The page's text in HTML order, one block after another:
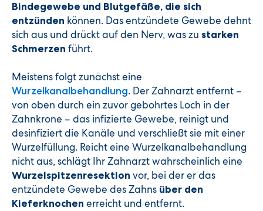
Bindegewebe und Blutgefäße, die sich
entzünden können. Das entzündete Gewebe dehnt
sich aus und drückt auf den Nerv, was zu starken
Schmerzen führt.
Meistens folgt zunächst eine
Wurzelkanalbehandlung. Der Zahnarzt entfernt –
von oben durch ein zuvor gebohrtes Loch in der
Zahnkrone – das infizierte Gewebe, reinigt und
desinfiziert die Kanäle und verschließt sie mit einer
Wurzelfüllung. Reicht eine Wurzelkanalbehandlung
nicht aus, schlägt Ihr Zahnarzt wahrscheinlich eine
Wurzelspitzenresektion vor, bei der er das
entzündete Gewebe des Zahns über den
Kieferknochen erreicht und entfernt.